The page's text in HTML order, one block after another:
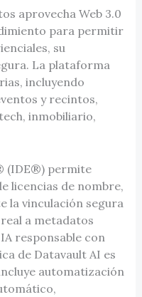
aprovecha Web 3.0
para permitir
su
La plataforma
incluyendo
y recintos,
inmobiliario,
(IDE®) permite
licencias de nombre,
la vinculación segura
a metadatos
responsable con
de Datavault AI es
automatización